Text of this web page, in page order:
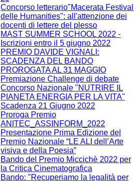
Concorso letterario"Macerata Festival
delle Humanities": all'attenzione dei
docenti di lettere del plesso
MAST SUMMER SCHOOL 2022 -
Iscrizioni entro il 5 giugno 2022
PREMIO DAVIDE VIGNALI:
SCADENZA DEL BANDO
PROROGATA AL 31 MAGGIO
Premiazione Challenge di debate
Concorso Nazionale "NUTRIRE IL
PIANETA ENERGIA PER LA VITA"
Scadenza 21 Giugno 2022
Proroga Premio
ANITEC_ASSINFORM_2022
Presentazione Prima Edizione del
Premio Nazionale “LE ALI dell’Arte
visiva e della Poesia”
Bando del Premio Miccichè 2022 per
la Critica Cinematografica
Bando: "Recuperiamo la legalità per